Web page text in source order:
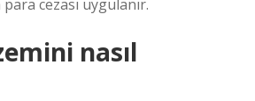
cezası uygulanır.
nasıl